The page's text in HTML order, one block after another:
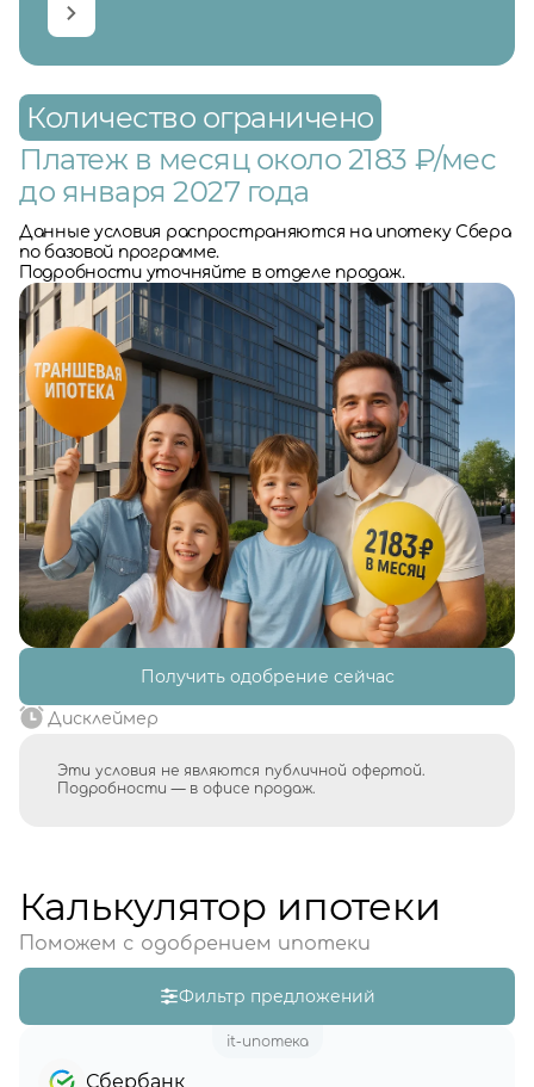
Количество ограничено
Платеж в месяц около 2183 ₽/мес
до января 2027 года
Данные условия распространяются на ипотеку Сбера
по базовой программе.
Подробности уточняйте в отделе продаж.
Получить одобрение сейчас
Дисклеймер
Эти условия не являются публичной офертой.
Подробности — в офисе продаж.
Калькулятор ипотеки
Поможем с одобрением ипотеки
Фильтр предложений
it-ипотека
Сбербанк